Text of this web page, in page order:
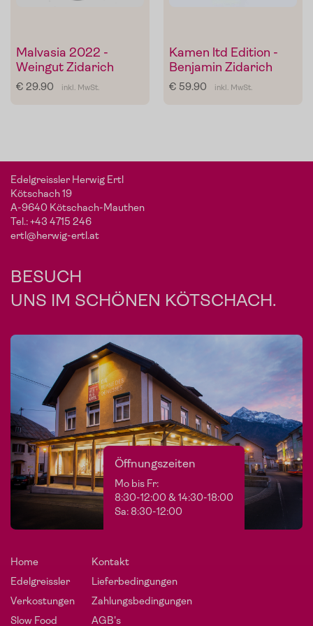
Malvasia 2022 -
Weingut Zidarich
€ 29.90 inkl. MwSt.
Kamen ltd Edition -
Benjamin Zidarich
€ 59.90 inkl. MwSt.
Edelgreissler Herwig Ertl
Kötschach 19
A-9640 Kötschach-Mauthen
Tel.:+43 4715 246
ertl@herwig-ertl.at
BESUCH
UNS IM SCHÖNEN KÖTSCHACH.
Öffnungszeiten
Mo bis Fr:
8:30-12:00 & 14:30-18:00
Sa: 8:30-12:00
Home
Edelgreissler
Verkostungen
Slow Food
Kontakt
Lieferbedingungen
Zahlungsbedingungen
AGB's